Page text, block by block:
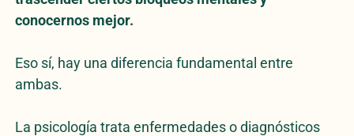
conocernos mejor.
Eso sí, hay una diferencia fundamental entre
ambas.
La psicología trata enfermedades o diagnósticos